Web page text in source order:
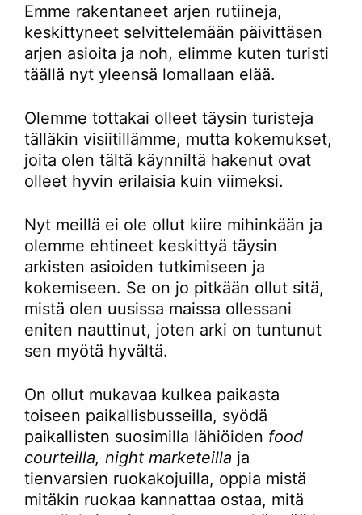
Emme rakentaneet arjen rutiineja,
keskittyneet selvittelemään päivittäsen
arjen asioita ja noh, elimme kuten turisti
täällä nyt yleensä lomallaan elää.
Olemme tottakai olleet täysin turisteja
tälläkin visiitillämme, mutta kokemukset,
joita olen tältä käynniltä hakenut ovat
olleet hyvin erilaisia kuin viimeksi.
Nyt meillä ei ole ollut kiire mihinkään ja
olemme ehtineet keskittyä täysin
arkisten asioiden tutkimiseen ja
kokemiseen. Se on jo pitkään ollut sitä,
mistä olen uusissa maissa ollessani
eniten nauttinut, joten arki on tuntunut
sen myötä hyvältä.
On ollut mukavaa kulkea paikasta
toiseen paikallisbusseilla, syödä
paikallisten suosimilla lähiöiden food
courteilla, night marketeilla ja
tienvarsien ruokakojuilla, oppia mistä
mitäkin ruokaa kannattaa ostaa, mitä